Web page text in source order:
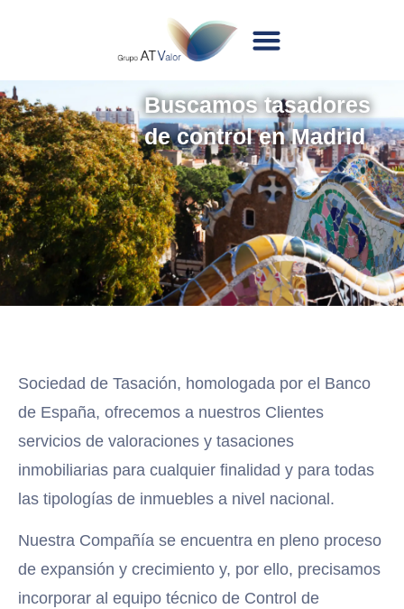
Buscamos tasadores
de control en Madrid
Sociedad de Tasación, homologada por el Banco
de España, ofrecemos a nuestros Clientes
servicios de valoraciones y tasaciones
inmobiliarias para cualquier finalidad y para todas
las tipologías de inmuebles a nivel nacional.
Nuestra Compañía se encuentra en pleno proceso
de expansión y crecimiento y, por ello, precisamos
incorporar al equipo técnico de Control de